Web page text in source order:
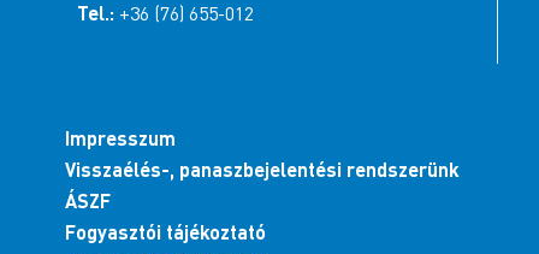
Tel.: +36 (76) 655-012
Impresszum
Visszaélés-, panaszbejelentési rendszerünk
ÁSZF
Fogyasztói tájékoztató